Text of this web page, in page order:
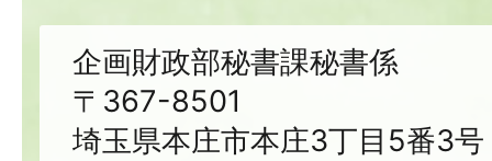
企画財政部秘書課秘書係
〒367-8501
埼玉県本庄市本庄3丁目5番3号